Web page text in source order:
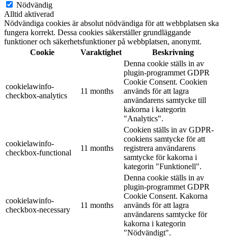
Nödvändig
Alltid aktiverad
Nödvändiga cookies är absolut nödvändiga för att webbplatsen ska
fungera korrekt. Dessa cookies säkerställer grundläggande
funktioner och säkerhetsfunktioner på webbplatsen, anonymt.
Cookie
Varaktighet Beskrivning
cookielawinfo-
checkbox-analytics
11 months
Denna cookie ställs in av
plugin-programmet GDPR
Cookie Consent. Cookien
används för att lagra
användarens samtycke till
kakorna i kategorin
"Analytics".
cookielawinfo-
checkbox-functional
11 months
Cookien ställs in av GDPR-
cookiens samtycke för att
registrera användarens
samtycke för kakorna i
kategorin "Funktionell".
cookielawinfo-
checkbox-necessary
11 months
Denna cookie ställs in av
plugin-programmet GDPR
Cookie Consent. Kakorna
används för att lagra
användarens samtycke för
kakorna i kategorin
"Nödvändigt".